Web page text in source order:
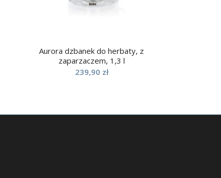
Aurora dzbanek do herbaty, z
zaparzaczem, 1,3 l
239,90 zł